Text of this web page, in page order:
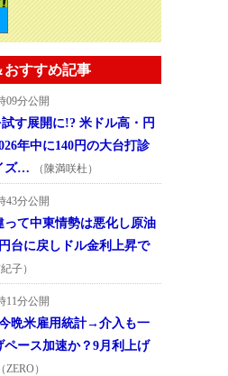
すすめ記事
09分公開
す展開に!? 米ドル高・円
年中に140円の大台打診
ズ…
（陳満咲杜）
43分公開
って中東情勢は悪化し原油
台に戻しドル金利上昇で
子）
11分公開
今晩米雇用統計→介入も一
ペース加速か？9月利上げ
（ZERO）